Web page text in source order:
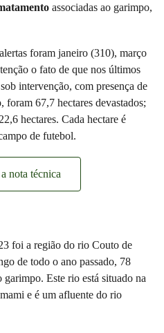
associadas ao garimpo,
foram janeiro (310), março
o fato de que nos últimos
intervenção, com presença de
foram 67,7 hectares devastados;
hectares. Cada hectare é
de futebol.
nota técnica
foi a região do rio Couto de
de todo o ano passado, 78
Este rio está situado na
e é um afluente do rio